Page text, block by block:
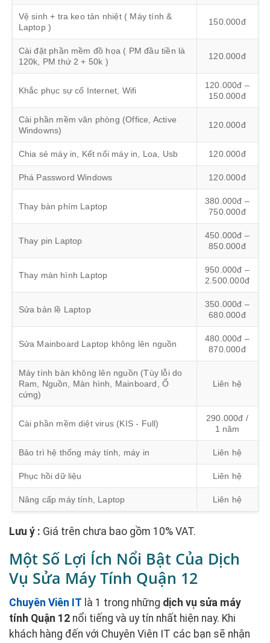
Vệ sinh + tra keo tản nhiệt ( Máy tính &
Laptop )
150.000đ
Cài đặt phần mềm đồ họa ( PM đầu tiền là
120k, PM thứ 2 + 50k )
120.000đ
Khắc phục sự cố Internet, Wifi
120.000đ –
150.000đ
Cài phần mềm văn phòng (Office, Active
Windowns)
120.000đ
Chia sẻ máy in, Kết nối máy in, Loa, Usb 120.000đ
Phá Password Windows 120.000đ
Thay bàn phím Laptop
380.000đ –
750.000đ
Thay pin Laptop
450.000đ –
850.000đ
Thay màn hình Laptop
950.000đ –
2.500.000đ
Sửa bản lề Laptop
350.000đ –
680.000đ
Sửa Mainboard Laptop không lên nguồn
480.000đ –
870.000đ
Máy tính bàn không lên nguồn (Tùy lỗi do
Ram, Nguồn, Màn hình, Mainboard, Ổ
cứng)
Liên hệ
Cài phần mềm diệt virus (KIS - Full)
290.000đ /
1 năm
Bảo trì hệ thống máy tính, máy in Liên hệ
Phục hồi dữ liệu Liên hệ
Nâng cấp máy tính, Laptop Liên hệ
Lưu ý : Giá trên chưa bao gồm 10% VAT.
Một Số Lợi Ích Nổi Bật Của Dịch
Vụ Sửa Máy Tính Quận 12
Chuyên Viên IT là 1 trong những dịch vụ sửa máy
tính Quận 12 nổi tiếng và uy tín nhất hiện nay. Khi
khách hàng đến với Chuyên Viên IT các bạn sẽ nhận